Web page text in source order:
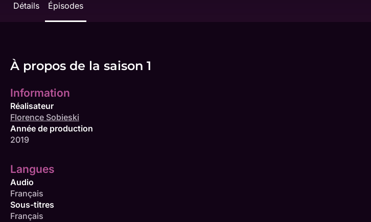
Détails Épisodes
À propos de la saison 1
Information
Réalisateur
Florence Sobieski
Année de production
2019
Langues
Audio
Français
Sous-titres
Français